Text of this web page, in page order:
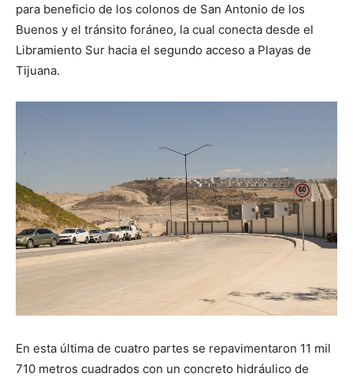
para beneficio de los colonos de San Antonio de los
Buenos y el tránsito foráneo, la cual conecta desde el
Libramiento Sur hacia el segundo acceso a Playas de
Tijuana.
En esta última de cuatro partes se repavimentaron 11 mil
710 metros cuadrados con un concreto hidráulico de